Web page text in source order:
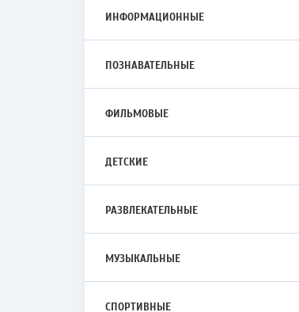
ИНФОРМАЦИОННЫЕ
ПОЗНАВАТЕЛЬНЫЕ
ФИЛЬМОВЫЕ
ДЕТСКИЕ
РАЗВЛЕКАТЕЛЬНЫЕ
МУЗЫКАЛЬНЫЕ
СПОРТИВНЫЕ